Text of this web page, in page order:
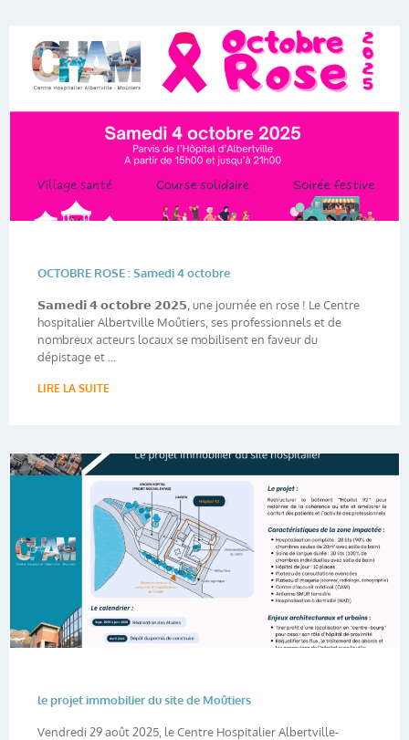
OCTOBRE ROSE : Samedi 4 octobre
𝗦𝗮𝗺𝗲𝗱𝗶 𝟰 𝗼𝗰𝘁𝗼𝗯𝗿𝗲 𝟮𝟬𝟮𝟱, une journée en rose ! Le Centre
hospitalier Albertville Moûtiers, ses professionnels et de
nombreux acteurs locaux se mobilisent en faveur du
dépistage et ...
LIRE LA SUITE
le projet immobilier du site de Moûtiers
Vendredi 29 août 2025, le Centre Hospitalier Albertville-